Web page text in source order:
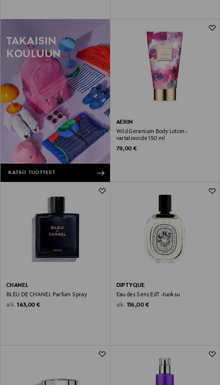
TAKAISIN
KOULUUN
KATSO TUOTTEET
AERIN
Wild Geranium Body Lotion -
vartalovoide 150 ml
Original Price
79,00 €
CHANEL
BLEU DE CHANEL Parfum Spray
alk. Original Price
143,00 €
DIPTYQUE
Eau des Sens EdT -tuoksu
alk. Original Price
116,00 €